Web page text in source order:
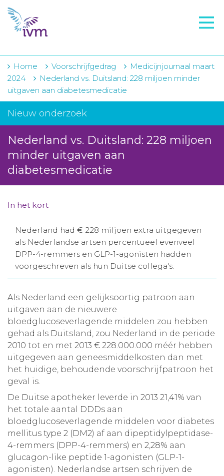
VMI
FTO voorbereiding
IVM-academie
Zorginstellingen
Projecten
Over IVM
Actueel
Aanmelden nieuwsbrief
Inloggen
Toegang leeromgeving
Home Voorschrijfgedrag
Medicijnjournaal maart
2024
Nederland vs. Duitsland: 228 miljoen minder
uitgaven aan diabetesmedicatie
Nieuw onderzoek
Nederland vs. Duitsland: 228 miljoen
minder uitgaven aan
diabetesmedicatie
In het kort
Nederland had € 228 miljoen extra uitgegeven
als Nederlandse artsen percentueel evenveel
DPP-4-remmers en GLP-1-agonisten hadden
voorgeschreven als hun Duitse collega's.
Als Nederland een gelijksoortig patroon aan
uitgaven aan de nieuwere
bloedglucoseverlagende middelen zou hebben
gehad als Duitsland, zou Nederland in de periode
2010 tot en met 2013 € 228.000.000 méér hebben
uitgegeven aan geneesmiddelkosten dan met
het huidige, behoudende voorschrijfpatroon het
geval is.
De Duitse apotheker leverde in 2013 21,41% van
het totale aantal DDDs aan
bloedglucoseverlagende middelen voor diabetes
mellitus type 2 (DM2) af aan dipeptidylpeptidase-
4-remmers (DPP-4-remmers) en 2,28% aan
glucagon-like peptide 1-agonisten (GLP-1-
agonisten). Nederlandse artsen schrijven de